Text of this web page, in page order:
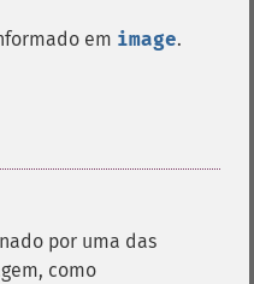
em image.
por uma das
como